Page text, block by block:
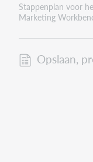
Stappenplan voor
Marketing
Opslaan,